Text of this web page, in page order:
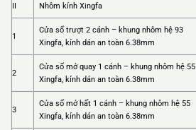
II Nhôm kính Xingfa
1
Cửa sổ trượt 2 cánh – khung nhôm hệ 93
Xingfa, kính dán an toàn 6.38mm
2
Cửa sổ mở quay 1 cánh – khung nhôm hệ 55
Xingfa, kính dán an toàn 6.38mm
3
Cửa sổ mở hất 1 cánh – khung nhôm hệ 55
Xingfa, kính dán an toàn 6.38mm